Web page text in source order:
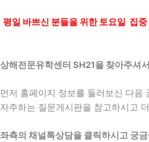
평일 바쁘신 분들을 위한 토요일 집
상해전문유학센터 SH21을 찾아주셔
먼저 홈페이지 정보를 둘러보신 다음
자주하는 질문게시판을 참고하시고
좌측의 채널톡상담을 클릭하시고 궁